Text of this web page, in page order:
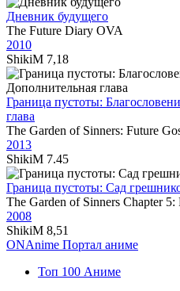
Дневник будущего
The Future Diary OVA
2010
ShikiM 7,18
Граница пустоты:
глава
The Garden of Sinners: Future
2013
ShikiM 7.45
Граница пустоты: Сад
The Garden of Sinners Chapter 5:
2008
ShikiM 8,51
ONAnime Портал аниме
Топ 100 Аниме